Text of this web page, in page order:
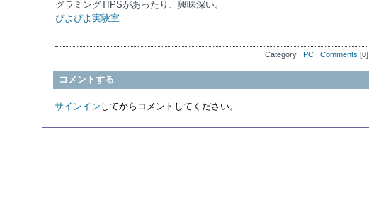
グラミングTIPSがあったり、興味深い。
ぴよぴよ実験室
Category : PC | Comments [0]
コメントする
サインイン してからコメントしてください。